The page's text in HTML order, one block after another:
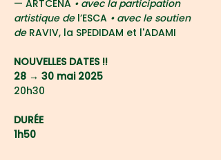
— ARTCENA • avec la participation
artistique de l’ESCA • avec le soutien
de RAVIV, la SPEDIDAM et l'ADAMI
NOUVELLES DATES !!
28 → 30 mai 2025
20h30
DURÉE
1h50